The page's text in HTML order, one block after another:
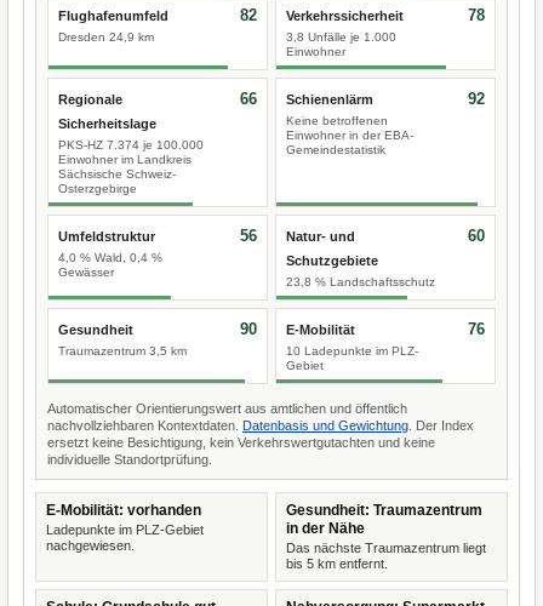
Flughafenumfeld
Dresden 24,9 km
82 Verkehrssicherheit
3,8 Unfälle je 1.000
Einwohner
78
Regionale
Sicherheitslage
PKS-HZ 7.374 je 100.000
Einwohner im Landkreis
Sächsische Schweiz-
Osterzgebirge
66 Schienenlärm
Keine betroffenen
Einwohner in der EBA-
Gemeindestatistik
92
Umfeldstruktur
4,0 % Wald, 0,4 %
Gewässer
56
Natur- und
Schutzgebiete
23,8 % Landschaftsschutz
60
Gesundheit
Traumazentrum 3,5 km
90 E-Mobilität
10 Ladepunkte im PLZ-
Gebiet
76
Automatischer Orientierungswert aus amtlichen und öffentlich
nachvollziehbaren Kontextdaten. Datenbasis und Gewichtung . Der Index
ersetzt keine Besichtigung, kein Verkehrswertgutachten und keine
individuelle Standortprüfung.
E-Mobilität: vorhanden
Ladepunkte im PLZ-Gebiet
nachgewiesen.
Gesundheit: Traumazentrum
in der Nähe
Das nächste Traumazentrum liegt
bis 5 km entfernt.